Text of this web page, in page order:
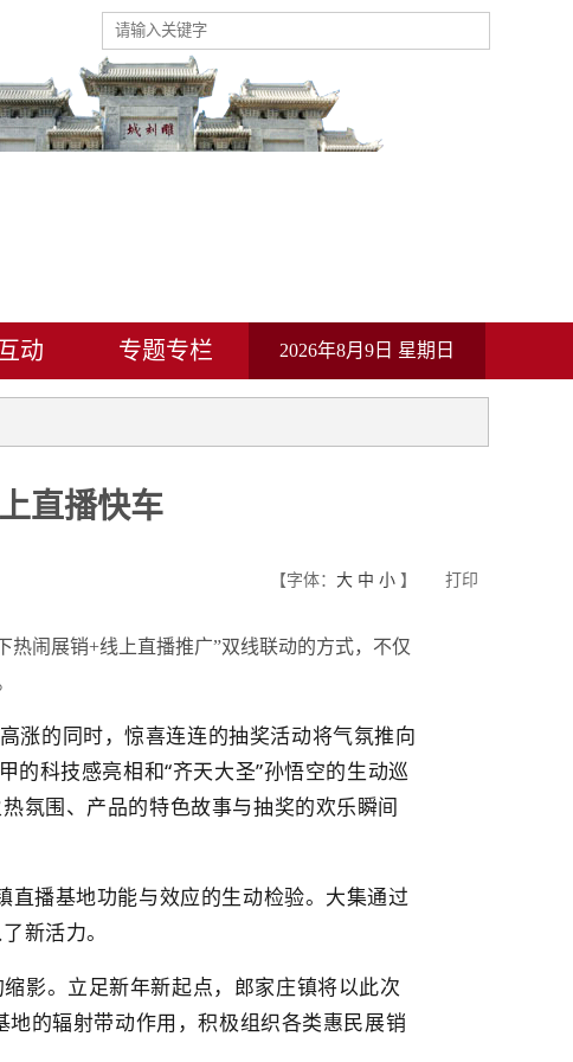
动 专题专栏 2026年8月9日 星期日
直播快车
【字体： 大 中 小 】 打印
闹展销+线上直播推广”双线联动的方式，不仅
涨的同时，惊喜连连的抽奖活动将气氛推向
科技感亮相和“齐天大圣”孙悟空的生动巡
氛围、产品的特色故事与抽奖的欢乐瞬间
播基地功能与效应的生动检验。大集通过
新活力。
影。立足新年新起点，郎家庄镇将以此次
的辐射带动作用，积极组织各类惠民展销